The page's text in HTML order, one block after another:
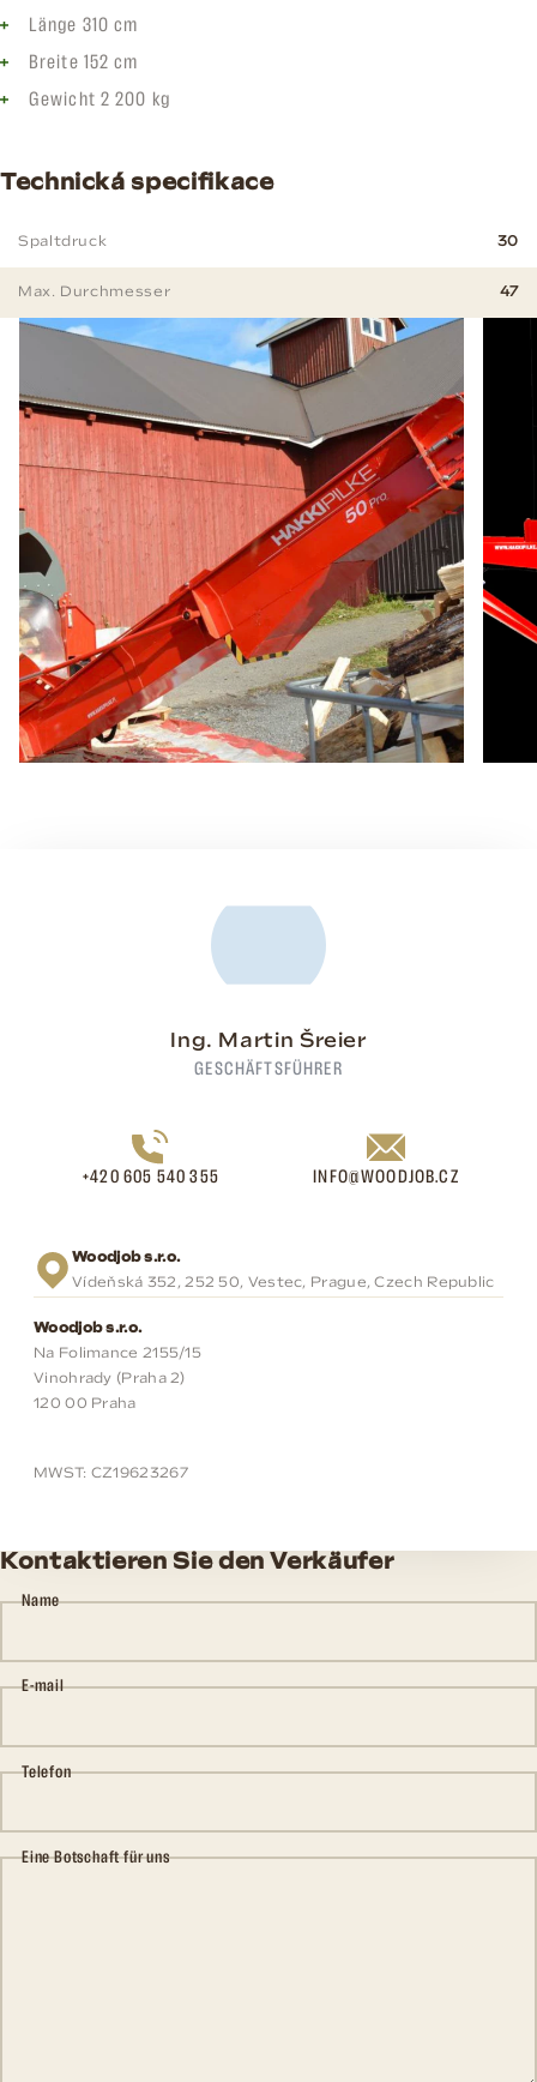
Länge 310 cm
Breite 152 cm
Gewicht 2 200 kg
Technická specifikace
Spaltdruck 30
Max. Durchmesser 47
Ing. Martin Šreier
GESCHÄFTSFÜHRER
+420 605 540 355 INFO@WOODJOB.CZ
Woodjob s.r.o.
Vídeňská 352, 252 50, Vestec, Prague, Czech Republic
Woodjob s.r.o.
Na Folimance 2155/15
Vinohrady (Praha 2)
120 00 Praha
MWST: CZ19623267
Kontaktieren Sie den Verkäufer
Name
E-mail
Telefon
Eine Botschaft für uns